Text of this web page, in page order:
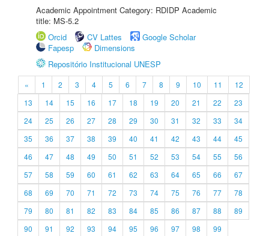
Academic Appointment Category: RDIDP Academic
title: MS-5.2
Orcid
CV Lattes
Google Scholar
Fapesp
Dimensions
Repositório Institucional UNESP
« 1 2 3 4 5 6 7 8 9 10 11
12
13
14 15 16 17 18 19 20 21 22
23
24
25 26 27 28 29 30 31 32 33
34
35
36 37 38 39 40 41 42 43 44
45
46
47 48 49 50 51 52 53 54 55
56
57
58 59 60 61 62 63 64 65 66
67
68
69 70 71 72 73 74 75 76 77
78
79
80 81 82 83 84 85 86 87 88
89
90
91 92 93 94 95 96 97 98
99